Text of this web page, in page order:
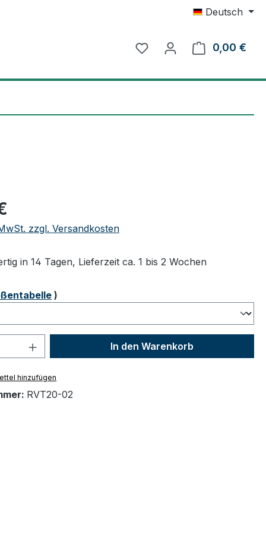
Deutsch
0,00 €
zzgl. Versandkosten
in 14 Tagen, Lieferzeit ca. 1 bis 2 Wochen
)
Gib den gewünschten Wert
In den Warenkorb
hinzufügen
RVT20-02